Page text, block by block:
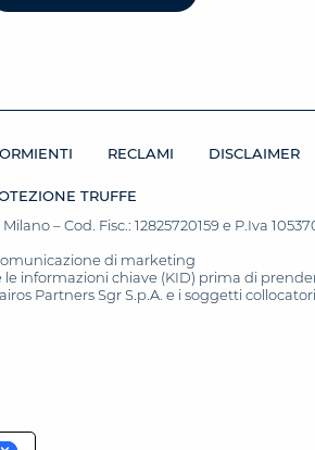
RECLAMI DISCLAIMER
TRUFFE
Milano – Cod. Fisc.: 12825720159 e P.Iva
di marketing
informazioni chiave (KID) prima di
Partners Sgr S.p.A. e i soggetti